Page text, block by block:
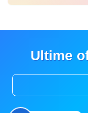
Ultime